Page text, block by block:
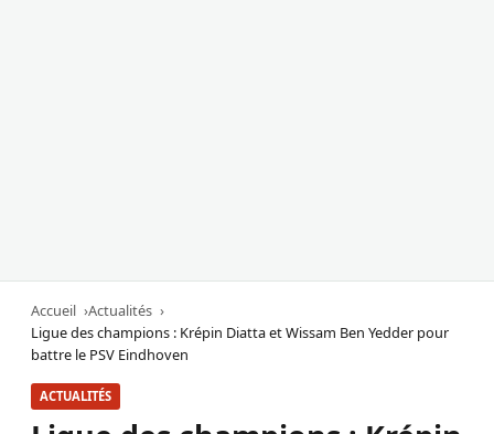
Accueil
Actualités
Ligue des champions : Krépin Diatta et Wissam Ben Yedder pour
battre le PSV Eindhoven
ACTUALITÉS